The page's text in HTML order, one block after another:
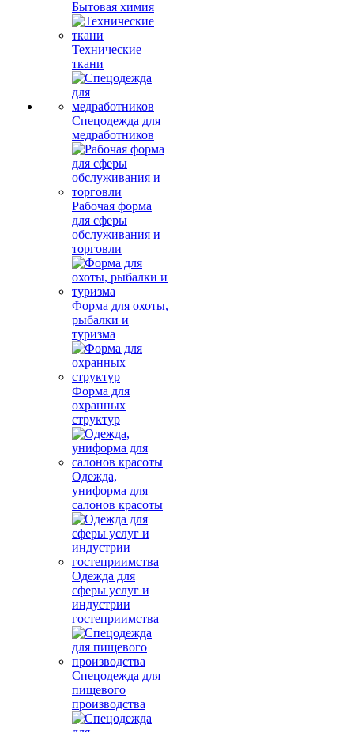
Бытовая химия
Технические
ткани
Спецодежда для
медработников
Рабочая форма
для сферы
обслуживания и
торговли
Форма для охоты,
рыбалки и
туризма
Форма для
охранных
структур
Одежда,
униформа для
салонов красоты
Одежда для
сферы услуг и
индустрии
гостеприимства
Спецодежда для
пищевого
производства